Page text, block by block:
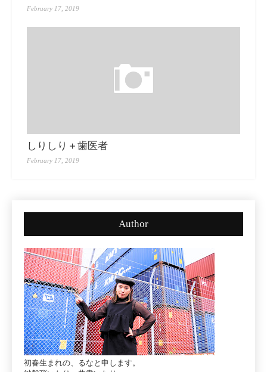
February 17, 2019
しりしり＋歯医者
February 17, 2019
Author
初春生まれの、るなと申します。